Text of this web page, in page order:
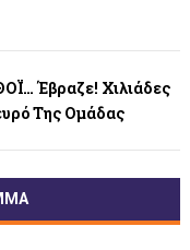
Έβραζε! Χιλιάδες
Της Ομάδας